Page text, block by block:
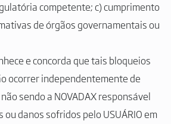
competente; c) cumprimento
de órgãos governamentais ou
e concorda que tais bloqueios
ocorrer independentemente de
sendo a NOVADAX responsável
danos sofridos pelo USUÁRIO em